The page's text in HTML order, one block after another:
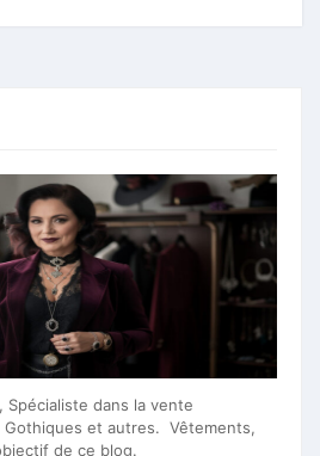
Spécialiste dans la vente
Gothiques et autres. Vêtements,
de ce blog.